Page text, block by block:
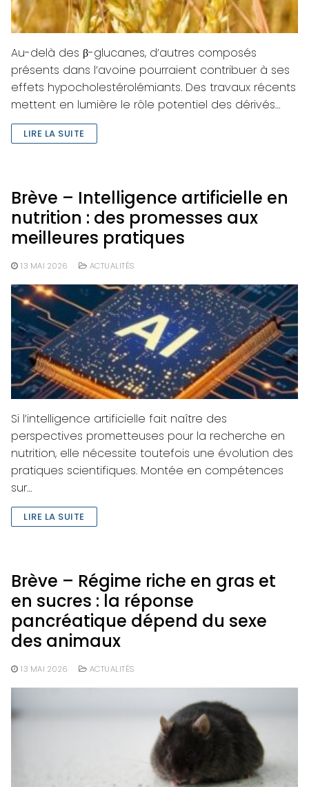
Au-delà des β-glucanes, d’autres composés
présents dans l’avoine pourraient contribuer à ses
effets hypocholestérolémiants. Des travaux récents
mettent en lumière le rôle potentiel des dérivés…
LIRE LA SUITE
Brève – Intelligence artificielle en
nutrition : des promesses aux
meilleures pratiques
13 MAI 2026 ACTUALITÉS
Si l’intelligence artificielle fait naître des
perspectives prometteuses pour la recherche en
nutrition, elle nécessite toutefois une évolution des
pratiques scientifiques. Montée en compétences
sur…
LIRE LA SUITE
Brève – Régime riche en gras et
en sucres : la réponse
pancréatique dépend du sexe
des animaux
13 MAI 2026 ACTUALITÉS